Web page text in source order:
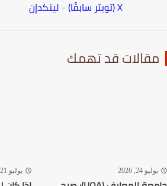
-لينكدإن
قد تهمك
24, 2026 يوليو 21, 2026